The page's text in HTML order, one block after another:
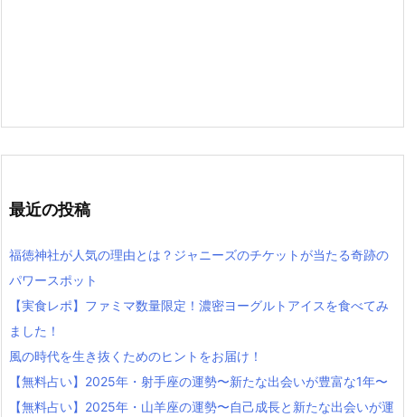
最近の投稿
福徳神社が人気の理由とは？ジャニーズのチケットが当たる奇跡の
パワースポット
【実食レポ】ファミマ数量限定！濃密ヨーグルトアイスを食べてみ
ました！
風の時代を生き抜くためのヒントをお届け！
【無料占い】2025年・射手座の運勢〜新たな出会いが豊富な1年〜
【無料占い】2025年・山羊座の運勢〜自己成長と新たな出会いが運